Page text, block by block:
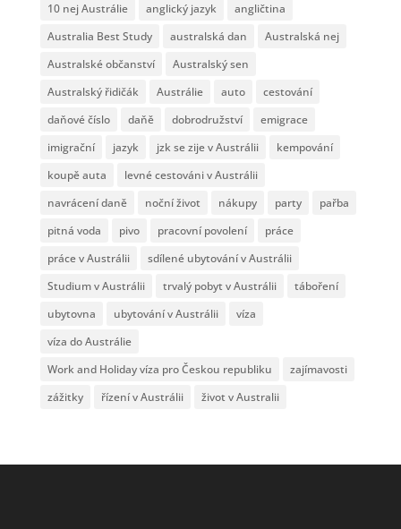
10 nej Austrálie anglický jazyk
angličtina
Australia Best Study
australská dan
Australská nej
Australské občanství
Australský sen
Australský řidičák
Austrálie auto
cestování
daňové číslo
daňě dobrodružství
emigrace
imigrační
jazyk jzk se zije v Austrálii
kempování
koupě auta
levné cestováni v Austrálii
navrácení daně
noční život nákupy party
pařba
pitná voda
pivo pracovní povolení
práce
práce v Austrálii
sdílené ubytování v Austrálii
Studium v Austrálii
trvalý pobyt v Austrálii
táboření
ubytovna
ubytování v Austrálii
víza
víza do Austrálie
Work and Holiday víza pro Českou republiku
zajímavosti
zážitky
řízení v Austrálii život v Australii